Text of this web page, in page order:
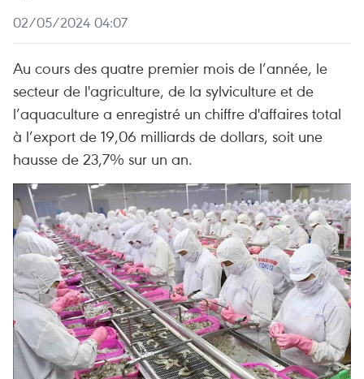
02/05/2024 04:07
Au cours des quatre premier mois de l’année, le
secteur de l'agriculture, de la sylviculture et de
l’aquaculture a enregistré un chiffre d'affaires total
à l’export de 19,06 milliards de dollars, soit une
hausse de 23,7% sur un an.